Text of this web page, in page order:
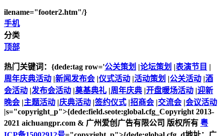
ilename="footer2.htm"/}
手机
分类
顶部
热门关键词：{dede:tag row='公关策划 |论坛策划 |表演节目 |
周年庆典活动 |新闻发布会 |仪式活动 |活动策划 |公关活动 |酒
会活动 |发布会活动 |奠基典礼 |周年庆典 |开盘暖场活动 |迎新
晚会 |主题活动 |庆典活动 |签约仪式 |招商会 |交流会 |会议活动
|s="copyright_p">{dede:field.seote:global.cfg_Copyright 2013-
2021 aichuangpr.com & 广州爱创广告有限公司 版权所有 粤